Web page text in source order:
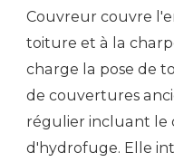
Couvreur couvre
toiture et à la
charge la pose de
de couvertures
régulier incluant le
d'hydrofuge. Elle